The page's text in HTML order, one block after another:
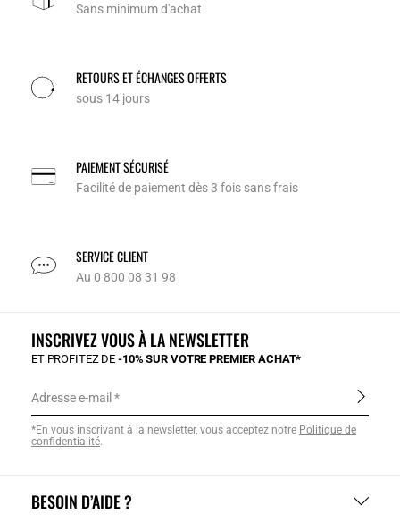
Sans minimum d'achat
RETOURS ET ÉCHANGES OFFERTS
sous 14 jours
PAIEMENT SÉCURISÉ
Facilité de paiement dès 3 fois sans frais
SERVICE CLIENT
Au 0 800 08 31 98
BESOIN D’AIDE ?
INSCRIVEZ VOUS À LA NEWSLETTER
ET PROFITEZ DE-10% SUR VOTRE PREMIER ACHAT*
Adresse e-mail
*En vous inscrivant à la newsletter, vous acceptez notre Politique de
confidentialité.